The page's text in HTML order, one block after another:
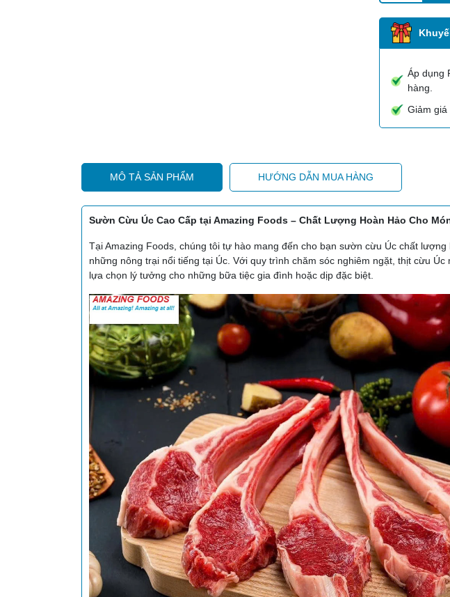
Áp dụng
hàng.
Giảm giá
MÔ TẢ SẢN PHẨM HƯỚNG DẪN MUA HÀNG
Sườn Cừu Úc Cao Cấp tại Amazing Foods – Chất Lượng Hoàn Hảo Cho
Tại Amazing Foods, chúng tôi tự hào mang đến cho bạn sườn cừu Úc chất
những nông trại nổi tiếng tại Úc. Với quy trình chăm sóc nghiêm ngặt, thịt cừu
lựa chọn lý tưởng cho những bữa tiệc gia đình hoặc dịp đặc biệt.